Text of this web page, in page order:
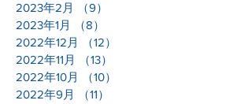
2023年2月
（9）
2023年1月
（8）
2022年12月
（12）
2022年11月
（13）
2022年10月
（10）
2022年9月
（11）